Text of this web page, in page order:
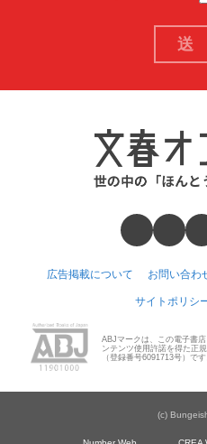
広告掲載について お問い合わ
サイトポリシ
ABJマークは、この電子書
ンテンツ使用許諾を得た正
（登録番号6091713号）です
(c)